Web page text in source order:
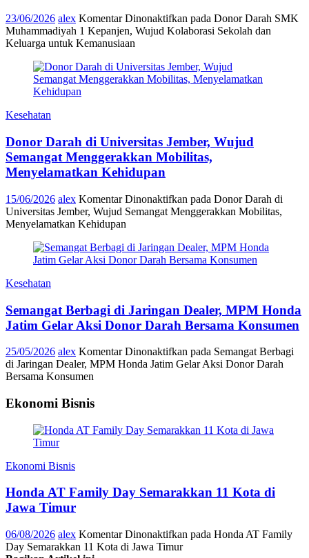
23/06/2026 alex Komentar Dinonaktifkan pada Donor Darah SMK
Muhammadiyah 1 Kepanjen, Wujud Kolaborasi Sekolah dan
Keluarga untuk Kemanusiaan
Kesehatan
Donor Darah di Universitas Jember, Wujud
Semangat Menggerakkan Mobilitas,
Menyelamatkan Kehidupan
15/06/2026 alex Komentar Dinonaktifkan pada Donor Darah di
Universitas Jember, Wujud Semangat Menggerakkan Mobilitas,
Menyelamatkan Kehidupan
Kesehatan
Semangat Berbagi di Jaringan Dealer, MPM Honda
Jatim Gelar Aksi Donor Darah Bersama Konsumen
25/05/2026 alex Komentar Dinonaktifkan pada Semangat Berbagi
di Jaringan Dealer, MPM Honda Jatim Gelar Aksi Donor Darah
Bersama Konsumen
Ekonomi Bisnis
Ekonomi Bisnis
Honda AT Family Day Semarakkan 11 Kota di
Jawa Timur
06/08/2026 alex Komentar Dinonaktifkan pada Honda AT Family
Day Semarakkan 11 Kota di Jawa Timur